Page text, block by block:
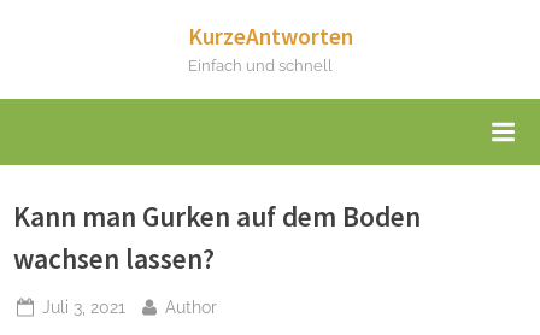
KurzeAntworten
Einfach und schnell
Kann man Gurken auf dem Boden
wachsen lassen?
Posted
Juli 3, 2021 By
Author